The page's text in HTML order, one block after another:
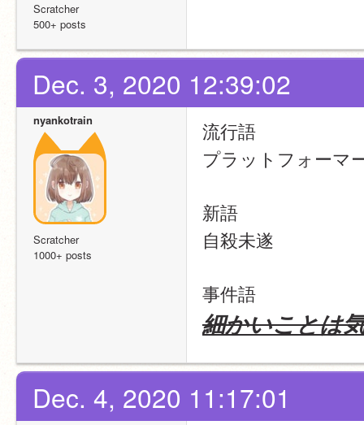
Scratcher
500+ posts
Dec. 3, 2020 12:39:02
nyankotrain
Scratcher
1000+ posts
流行語
プラットフォーマ
新語
自殺未遂
事件語
細かいことは
Dec. 4, 2020 11:17:01